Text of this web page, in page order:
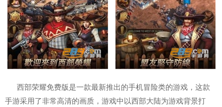
西部荣耀免费版是一款最新推出的手机冒险类的游戏，这款
手游采用了非常高清的画质，游戏中以西部大陆为游戏背景打